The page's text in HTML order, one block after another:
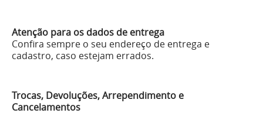
Atenção para os dados de entrega
Confira sempre o seu endereço de entrega e
cadastro, caso estejam errados.
Trocas, Devoluções, Arrependimento e
Cancelamentos